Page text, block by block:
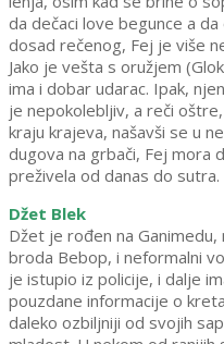
da dečaci love begunce a
dosad rečenog, Fej je više
Jako je vešta s oružjem
ima i dobar udarac. Ipak,
je nepokolebljiv, a reči
kraju krajeva, našavši se u
dugova na grbači, Fej mora
preživela od danas do sutra.
Džet Blek
Džet je rođen na Ganimedu,
broda Bebop, i neformalni
je istupio iz policije, i dalje
pouzdane informacije o
daleko ozbiljniji od svojih